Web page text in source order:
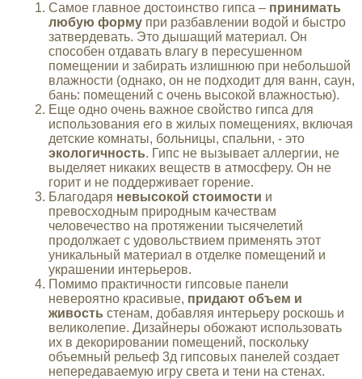
Самое главное достоинство гипса – принимать
любую формупри разбавлении водой и быстро
затвердевать. Это дышащий материал. Он
способен отдавать влагу в пересушенном
помещении и забирать излишнюю при небольшой
влажности (однако, он не подходит для ванн, саун,
бань: помещений с очень высокой влажностью).
Еще одно очень важное свойство гипса для
использования его в жилых помещениях, включая
детские комнаты, больницы, спальни, - это
экологичность. Гипс не вызывает аллергии, не
выделяет никаких веществ в атмосферу. Он не
горит и не поддерживает горение.
Благодаря невысокой стоимости и
превосходным природным качествам
человечество на протяжении тысячелетий
продолжает с удовольствием применять этот
уникальный материал в отделке помещений и
украшении интерьеров.
Помимо практичности гипсовые панели
невероятно красивые, придают объем и
живость стенам, добавляя интерьеру роскошь и
великолепие. Дизайнеры обожают использовать
их в декорировании помещений, поскольку
объемный рельеф 3д гипсовых панелей создает
непередаваемую игру света и тени на стенах.